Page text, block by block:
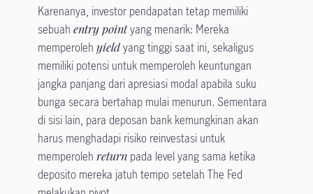
Karenanya, investor pendapatan tetap memiliki
sebuah entry pointyang menarik: Mereka
memperoleh yieldyang tinggi saat ini, sekaligus
memiliki potensi untuk memperoleh keuntungan
jangka panjang dari apresiasi modal apabila suku
bunga secara bertahap mulai menurun. Sementara
di sisi lain, para deposan bank kemungkinan akan
harus menghadapi risiko reinvestasi untuk
memperoleh return pada level yang sama ketika
deposito mereka jatuh tempo setelah The Fed